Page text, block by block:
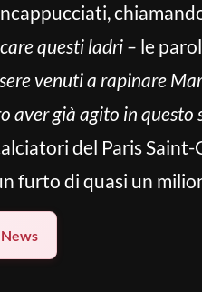
questi ladri – le
venuti a rapinare
aver già agito in questo
del Paris
furto di quasi un
News